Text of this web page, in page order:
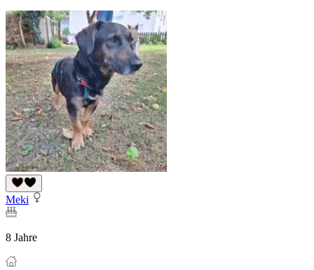
Meki
8 Jahre